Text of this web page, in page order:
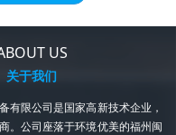
US
关于我们
有限公司是国家高新技术企业，
。公司座落于环境优美的福州闽